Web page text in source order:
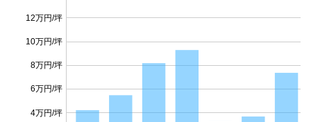
4万円/坪
6万円/坪
8万円/坪
10万円/坪
12万円/坪